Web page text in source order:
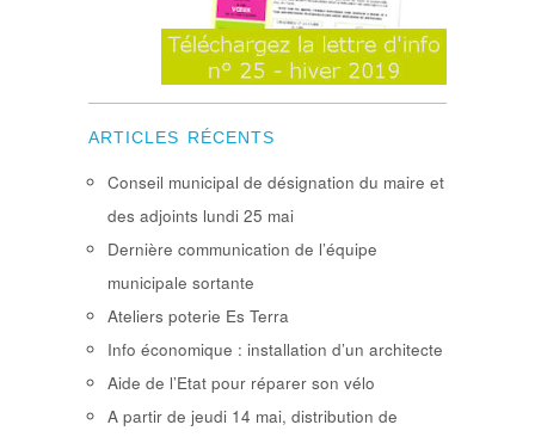
ARTICLES RÉCENTS
Conseil municipal de désignation du maire et
des adjoints lundi 25 mai
Dernière communication de l’équipe
municipale sortante
Ateliers poterie Es Terra
Info économique : installation d’un architecte
Aide de l’Etat pour réparer son vélo
A partir de jeudi 14 mai, distribution de